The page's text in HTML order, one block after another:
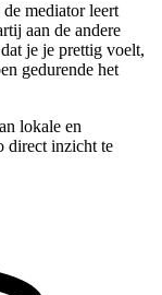
mediator leert
aan de andere
je je prettig voelt,
gedurende het
lokale en
direct inzicht te